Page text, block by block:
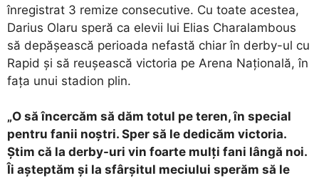
înregistrat 3 remize consecutive. Cu toate acestea,
Darius Olaru speră ca elevii lui Elias Charalambous
să depășească perioada nefastă chiar în derby-ul cu
Rapid și să reușească victoria pe Arena Națională, în
fața unui stadion plin.
„O să încercăm să dăm totul pe teren, în special
pentru fanii noștri. Sper să le dedicăm victoria.
Știm că la derby-uri vin foarte mulți fani lângă noi.
Îi așteptăm și la sfârșitul meciului sperăm să le